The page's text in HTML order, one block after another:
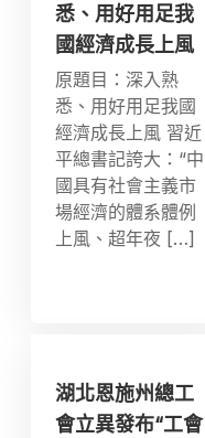
悉、用好用足我
國經濟成長上風
原題目：深入熟
悉、用好用足我國
經濟成長上風 習近
平總書記誇大：“中
國具有社會主義市
場經濟的體系體例
上風、超年夜 […]
湖北恩施州總工
會立異發布“工會